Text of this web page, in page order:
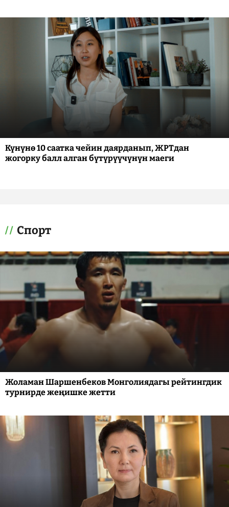
Күнүнө 10 саатка чейин даярданып, ЖРТдан
жогорку балл алган бүтүрүүчүнүн маеги
Спорт
Жоламан Шаршенбеков Монголиядагы рейтингдик
турнирде жеңишке жетти